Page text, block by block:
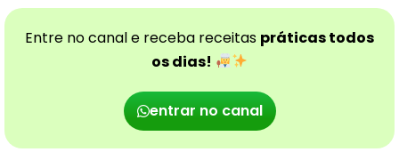
Entre no canal e receba receitas práticas todos
os dias!
entrar no canal